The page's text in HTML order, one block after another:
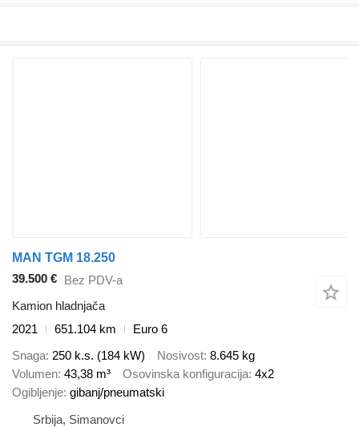
MAN TGM 18.250
39.500 € Bez PDV-a
Kamion hladnjača
2021
651.104 km
Euro 6
Snaga 250 k.s. (184 kW) Nosivost 8.645 kg
Volumen 43,38 m³ Osovinska konfiguracija 4x2
Ogibljenje gibanj/pneumatski
Srbija, Simanovci